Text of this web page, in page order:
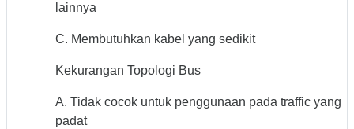
lainnya
C. Membutuhkan kabel yang sedikit
Kekurangan Topologi Bus
A. Tidak cocok untuk penggunaan pada traffic yang
padat